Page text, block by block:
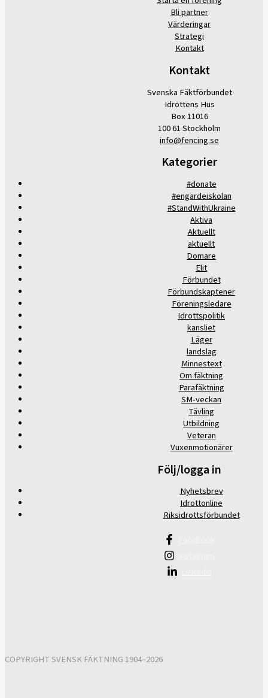
Bli partner
Värderingar
Strategi
Kontakt
Kontakt
Svenska Fäktförbundet
Idrottens Hus
Box 11016
100 61 Stockholm
info@fencing.se
Kategorier
#donate
#engardeiskolan
#StandWithUkraine
Aktiva
Aktuellt
aktuellt
Domare
Elit
Förbundet
Förbundskaptener
Föreningsledare
Idrottspolitik
kansliet
Läger
landslag
Minnestext
Om fäktning
Parafäktning
SM-veckan
Tävling
Utbildning
Veteran
Vuxenmotionärer
Följ/logga in
Nyhetsbrev
Idrottonline
Riksidrottsförbundet
COPYRIGHT SVENSK FÄKTNING 1904–2026